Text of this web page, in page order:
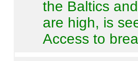
the Baltics
are high, is
Access to